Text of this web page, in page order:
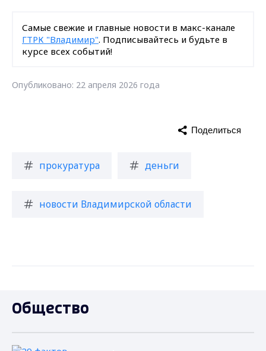
Самые свежие и главные новости в макс-канале
ГТРК "Владимир". Подписывайтесь и будьте в
курсе всех событий!
Опубликовано: 22 апреля 2026 года
прокуратура деньги
новости Владимирской области
Поделиться
Общество